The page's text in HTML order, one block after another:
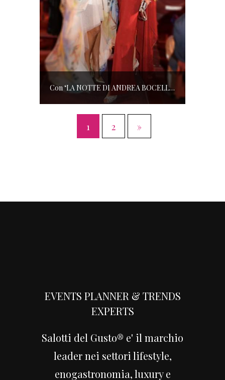
Con ‘LA NOTTE DI ANDREA BOCELLI’ l’ARENA si accende di musica e solidarietà! I SALOTTI DEL GUSTO conquistano tutti; tra gli ospiti, RICHARD GERE
1 2 »
EVENTS PLANNER & TRENDS
EXPERTS
Salotti del Gusto® e' il marchio
leader nei settori lifestyle,
enogastronomia, luxury e